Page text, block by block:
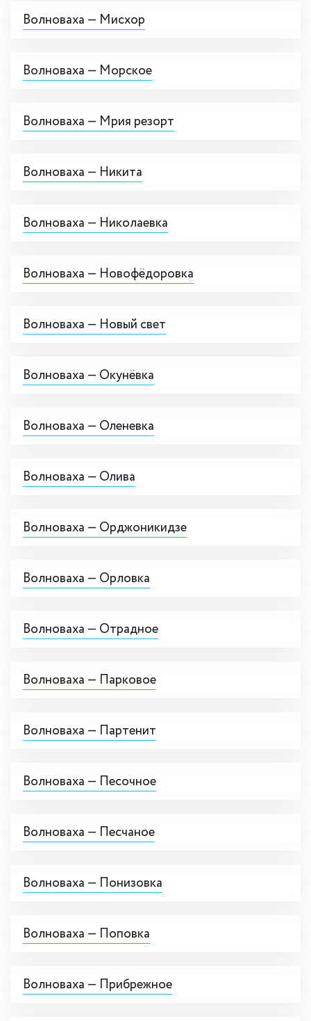
Волноваха — Мисхор
Волноваха — Морское
Волноваха — Мрия резорт
Волноваха — Никита
Волноваха — Николаевка
Волноваха — Новофёдоровка
Волноваха — Новый свет
Волноваха — Окунёвка
Волноваха — Оленевка
Волноваха — Олива
Волноваха — Орджоникидзе
Волноваха — Орловка
Волноваха — Отрадное
Волноваха — Парковое
Волноваха — Партенит
Волноваха — Песочное
Волноваха — Песчаное
Волноваха — Понизовка
Волноваха — Поповка
Волноваха — Прибрежное